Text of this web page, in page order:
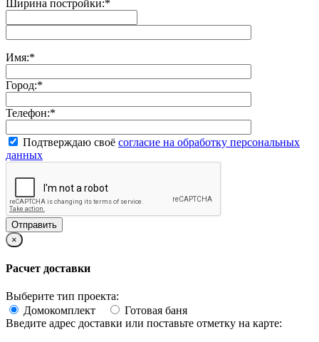
Ширина постройки:*
Имя:*
Город:*
Телефон:*
Подтверждаю своё согласие на обработку персональных
данных
×
Расчет доставки
Выберите тип проекта:
Домокомплект
Готовая баня
Введите адрес доставки или поставьте отметку на карте: